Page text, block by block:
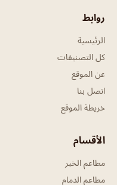
روابط
الرئيسية
كل التصنيفات
عن الموقع
اتصل بنا
خريطة الموقع
الأقسام
مطاعم الخبر
مطاعم الدمام